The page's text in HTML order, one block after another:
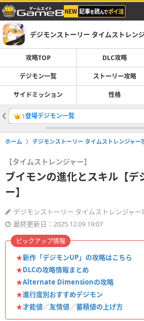
デジモンストーリー タイムストレン
攻略TOP DLC攻略
デジモン一覧 ストーリー攻略
サイドミッション 性格
1登場デジモン一覧
ホーム デジモンストーリー タイムストレンジャー
【タイムストレンジャー】
ブイモンの進化とスキル【デ
ー】
デジモンストーリー タイムストレンジャー
最終更新日：2025.12.09 19:07
★新作「デジモンUP」の攻略はこちら
★DLCの攻略情報まとめ
★Alternate Dimensionの攻略
★進行度別おすすめデジモン
★才能値／友情値／蓄積値の上げ方
ピックアップ情報